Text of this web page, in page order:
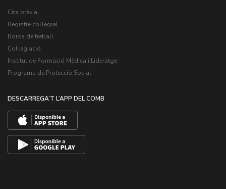
Cita prèvia
Registre col·legial
Borsa de treball
Col·legiació
Institut de Formació Mèdica i Lideratge
Programa de Protecció Social
DESCARREGA’T L’APP DEL COMB